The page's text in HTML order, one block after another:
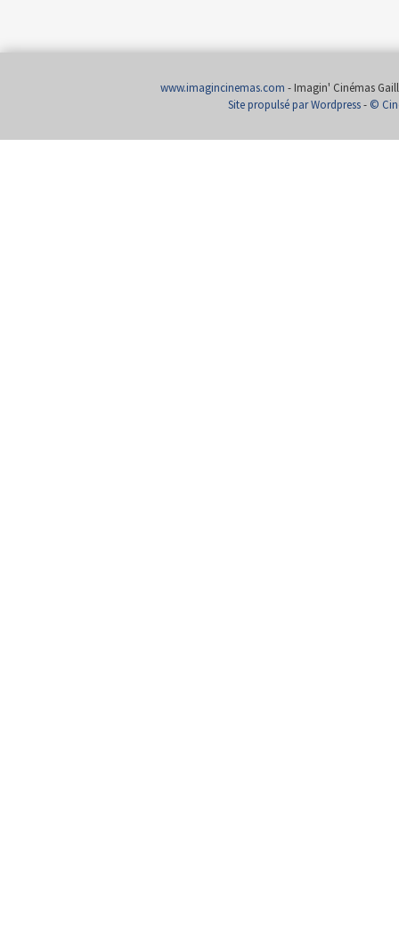
www.imagincinemas.com - Imagin' Cinémas
Site propulsé par Wordpress- ©